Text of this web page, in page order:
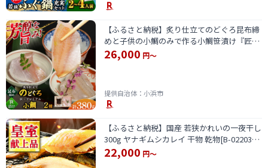
【ふるさと納税】炙り仕立てのどぐろ昆布締
めと子供の小鯛のみで作る小鯛笹漬け『匠』
詰め合わせ 井桁木箱2箱セット 計380g ／ タ
イ たい 晩酌 おつまみ 刺身 お取り寄せ 【配
26,000 円～
提供自治体：小浜市
【ふるさと納税】国産 若狭かれいの一夜干し
300g ヤナギムシカレイ 干物 乾物[B-022037]
【配送不可地域：北海道・沖縄・離島】
[BFAE022]
22,000 円～